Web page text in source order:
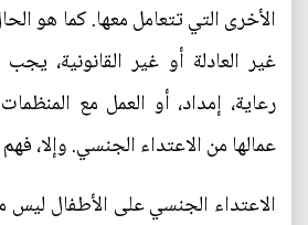
الأخرى التي تتعامل معها. كما هو
غير العادلة أو غير القانونية،
رعاية، إمداد، أو العمل مع
عمالها من الاعتداء الجنسي. وإلا،
الاعتداء الجنسي على الأطفال